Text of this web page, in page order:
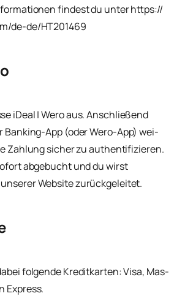
fin­dest du unter https://​
​d​e​-​d​e​/​H​T​2​0​1​469
iDe­al | Wero aus. Anschlie­ßend
Ban­king-App (oder Wero-App) wei­
Zah­lung sicher zu authen­ti­fi­zie­ren.
abge­bucht und du wirst
Web­site zurückgeleitet.
fol­gen­de Kre­dit­kar­ten: Visa, Mas­
Express.